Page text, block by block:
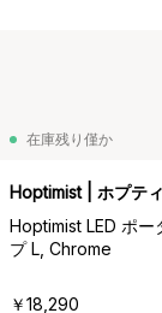
在庫残り僅か
Hoptimist | ホプテ
Hoptimist LED ポー
プ L, Chrome
￥18,290